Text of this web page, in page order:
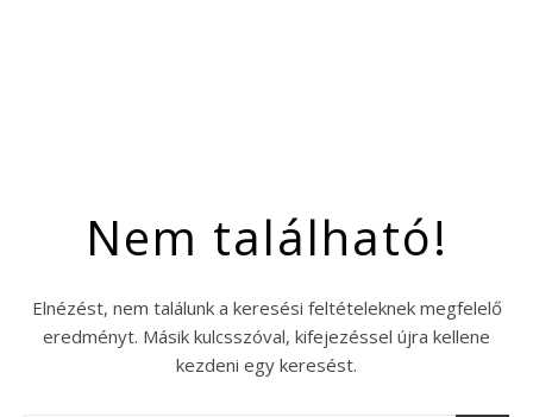
Nem található!
Elnézést, nem találunk a keresési feltételeknek megfelelő
eredményt. Másik kulcsszóval, kifejezéssel újra kellene
kezdeni egy keresést.